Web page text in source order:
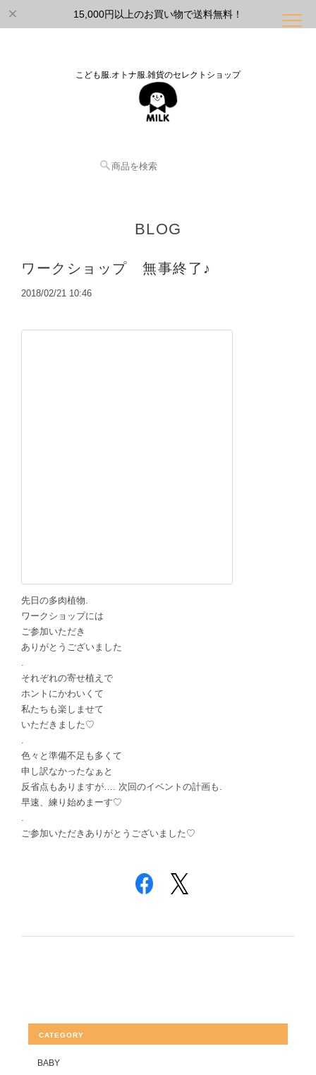
15,000円以上のお買い物で送料無料！
こども服.オトナ服.雑貨のセレクトショップ
BLOG
ワークショップ 無事終了♪
2018/02/21 10:46
先日の多肉植物.
ワークショップには
ご参加いただき
ありがとうございました
.
それぞれの寄せ植えで
ホントにかわいくて
私たちも楽しませて
いただきました♡
.
色々と準備不足も多くて
申し訳なかったなぁと
反省点もありますが…. ‭次回のイベントの計画も.
早速、練り始めまーす♡
.
ご参加いただきありがとうございました♡
CATEGORY
BABY